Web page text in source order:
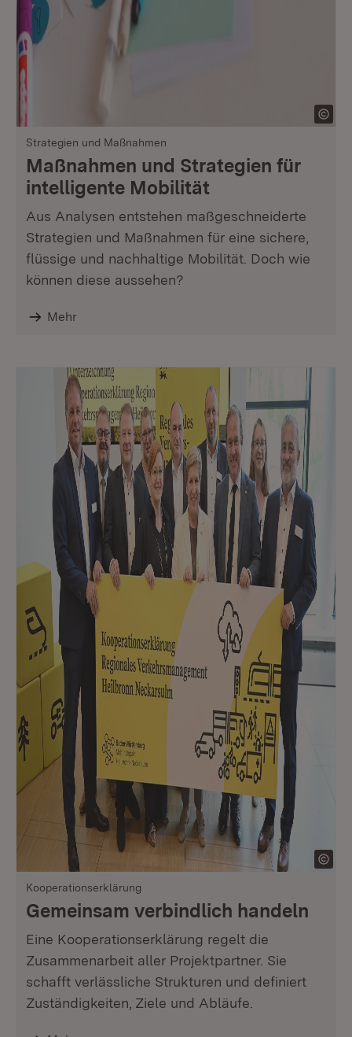
Strategien und Maßnahmen
Maßnahmen und Strategien für
intelligente Mobilität
Aus Analysen entstehen maßgeschneiderte
Strategien und Maßnahmen für eine sichere,
flüssige und nachhaltige Mobilität. Doch wie
können diese aussehen?
Mehr
Kooperationserklärung
Gemeinsam verbindlich handeln
Eine Kooperationserklärung regelt die
Zusammenarbeit aller Projektpartner. Sie
schafft verlässliche Strukturen und definiert
Zuständigkeiten, Ziele und Abläufe.